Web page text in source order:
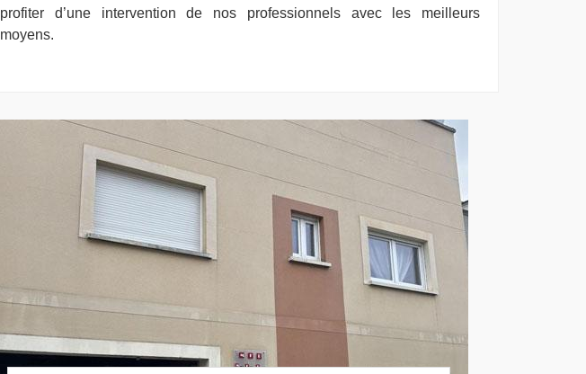
profiter d’une intervention de nos professionnels avec les meilleurs
moyens.